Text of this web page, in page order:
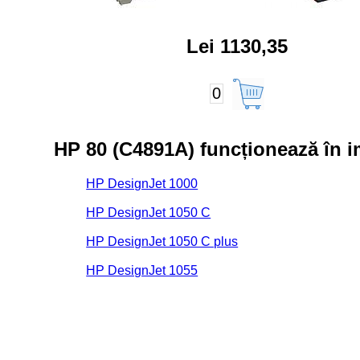
Lei 1130,35
0
HP 80 (C4891A) funcționează în
HP DesignJet 1000
HP DesignJet 1050 C
HP DesignJet 1050 C plus
HP DesignJet 1055